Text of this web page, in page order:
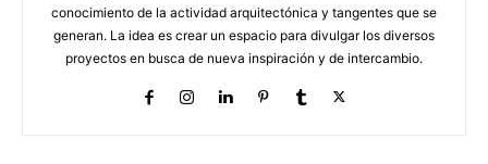
conocimiento de la actividad arquitectónica y tangentes que se
generan. La idea es crear un espacio para divulgar los diversos
proyectos en busca de nueva inspiración y de intercambio.